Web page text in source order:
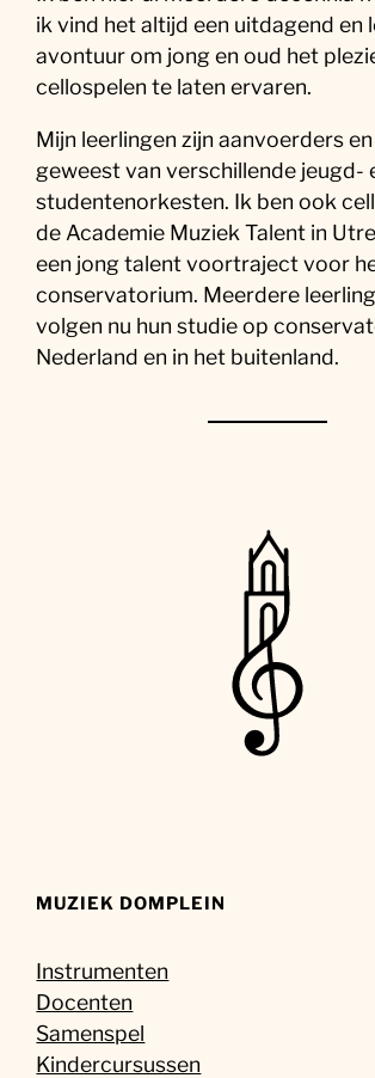
ik vind het altijd een uitdagend en
avontuur om jong en oud het
cellospelen te laten ervaren.
Mijn leerlingen zijn aanvoerders
geweest van verschillende jeugd-
studentenorkesten. Ik ben ook
de Academie Muziek Talent in
een jong talent voortraject voor
conservatorium. Meerdere
volgen nu hun studie op
Nederland en in het buitenland.
MUZIEK DOMPLEIN
Instrumenten
Docenten
Samenspel
Kindercursussen